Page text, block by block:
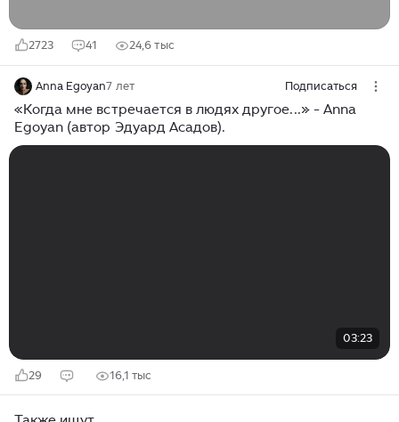
2723 41 24,6 тыс
Anna Egoyan7 лет Подписаться
«Когда мне встречается в людях другое...» - Anna
Egoyan (автор Эдуард Асадов).
03:23
29 16,1 тыс